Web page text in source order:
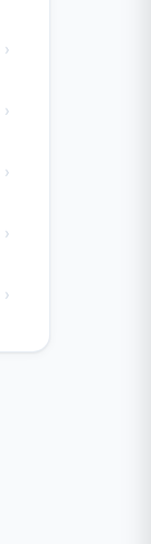
›
›
›
›
›